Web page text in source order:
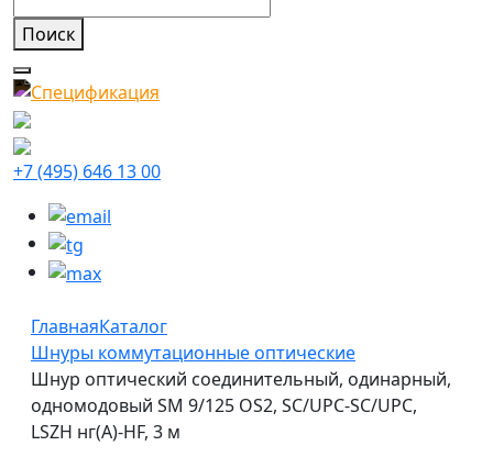
+7 (495) 646 13 00
ГлавнаяКаталог
Шнуры коммутационные оптические
Шнур оптический соединительный, одинарный,
одномодовый SM 9/125 OS2, SC/UPC-SC/UPC,
LSZH нг(A)-HF, 3 м